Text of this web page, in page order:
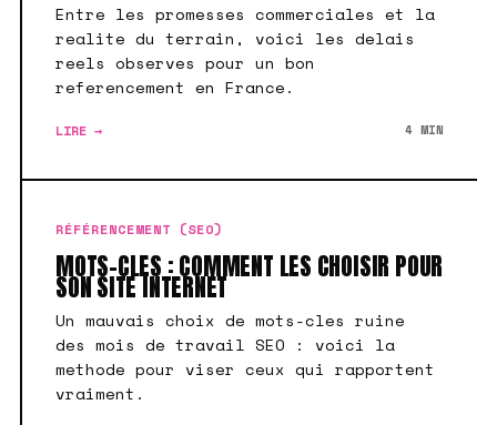
Entre les promesses commerciales et la
realite du terrain, voici les delais
reels observes pour un bon
referencement en France.
LIRE → 4 MIN
RÉFÉRENCEMENT (SEO)
MOTS-CLES : COMMENT LES CHOISIR POUR
SON SITE INTERNET
Un mauvais choix de mots-cles ruine
des mois de travail SEO : voici la
methode pour viser ceux qui rapportent
vraiment.